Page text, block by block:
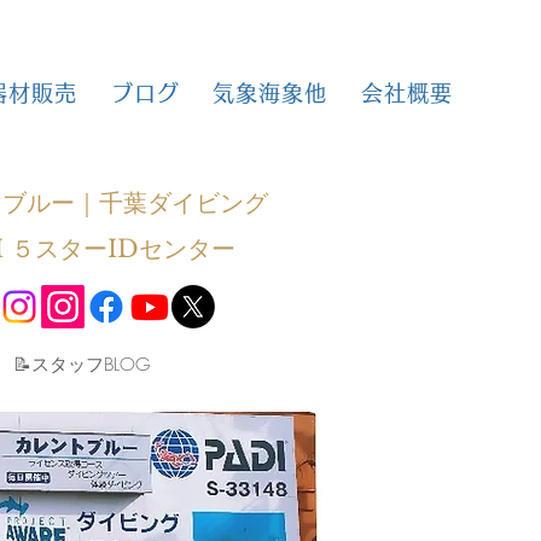
材販売 ブログ 気象海象他 会社概要
ルー｜千葉ダイビング
スターIDセンター
​📝スタッフBLOG